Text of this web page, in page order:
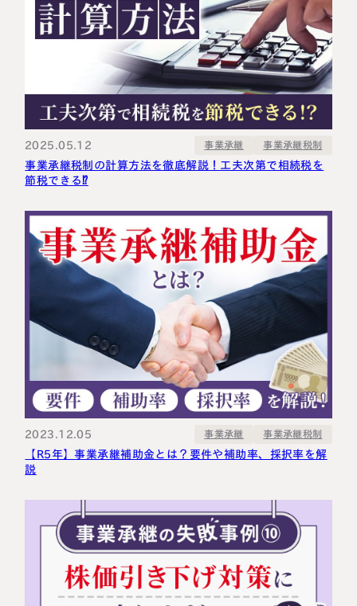
2025.05.12 事業承継 事業承継税制
事業承継税制の計算方法を徹底解説！工夫次第で相続税を
節税できる⁉
2023.12.05 事業承継 事業承継税制
【R5年】事業承継補助金とは？要件や補助率、採択率を解
説